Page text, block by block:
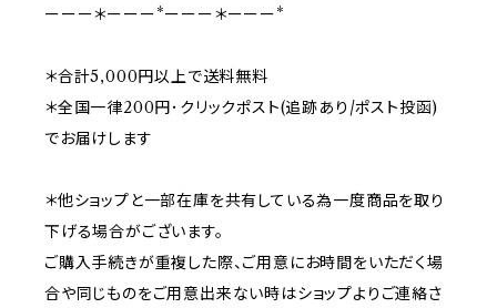
ーーー＊ーーー*ーーー＊ーーー*
＊合計5,000円以上で送料無料
＊全国一律200円･クリックポスト(追跡あり/ポスト投函)
でお届けします
＊他ショップと一部在庫を共有している為一度商品を取り
下げる場合がございます。
ご購入手続きが重複した際、ご用意にお時間をいただく場
合や同じものをご用意出来ない時はショップよりご連絡さ